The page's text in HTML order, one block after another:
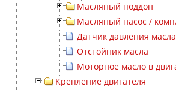
Масляный поддон
Масляный насос /
Датчик давления масла
Отстойник масла
Моторное масло в
Крепление двигателя